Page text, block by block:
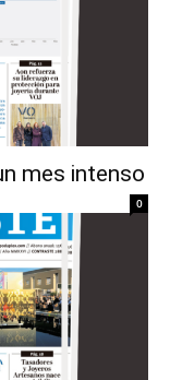
mes intenso
0